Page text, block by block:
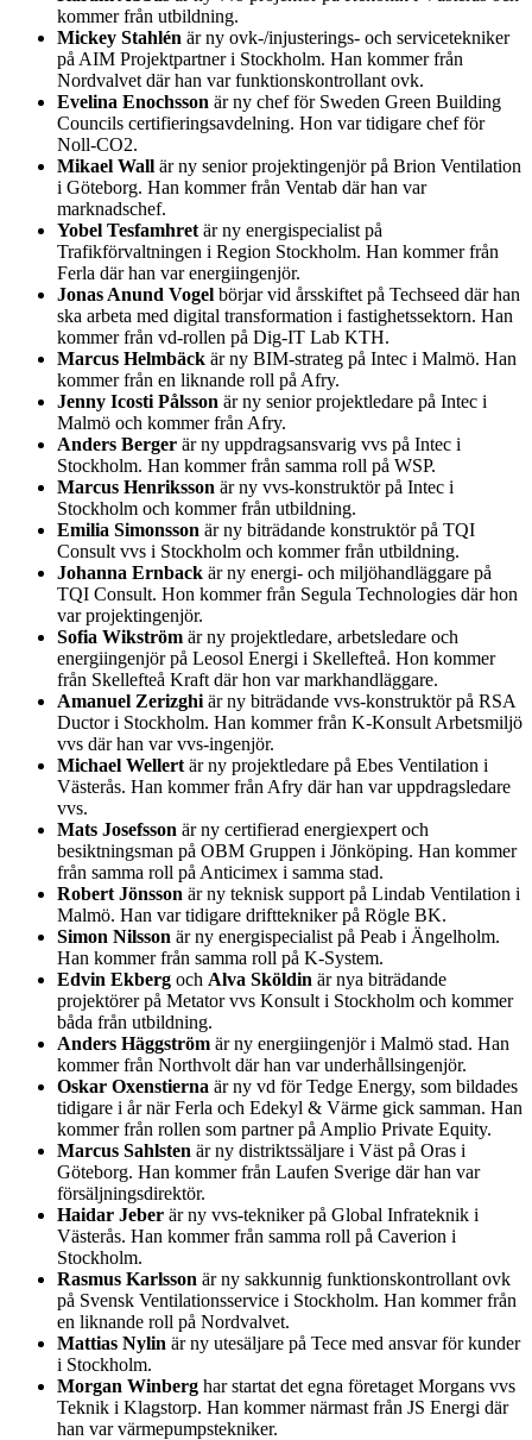
kommer från utbildning.
Mickey Stahlén är ny ovk-/injusterings- och servicetekniker
på AIM Projektpartner i Stockholm. Han kommer från
Nordvalvet där han var funktionskontrollant ovk.
Evelina Enochsson är ny chef för Sweden Green Building
Councils certifieringsavdelning. Hon var tidigare chef för
Noll-CO2.
Mikael Wall är ny senior projektingenjör på Brion Ventilation
i Göteborg. Han kommer från Ventab där han var
marknadschef.
Yobel Tesfamhret är ny energispecialist på
Trafikförvaltningen i Region Stockholm. Han kommer från
Ferla där han var energiingenjör.
Jonas Anund Vogel börjar vid årsskiftet på Techseed där han
ska arbeta med digital transformation i fastighetssektorn. Han
kommer från vd-rollen på Dig-IT Lab KTH.
Marcus Helmbäck är ny BIM-strateg på Intec i Malmö. Han
kommer från en liknande roll på Afry.
Jenny Icosti Pålsson är ny senior projektledare på Intec i
Malmö och kommer från Afry.
Anders Berger är ny uppdragsansvarig vvs på Intec i
Stockholm. Han kommer från samma roll på WSP.
Marcus Henriksson är ny vvs-konstruktör på Intec i
Stockholm och kommer från utbildning.
Emilia Simonsson är ny biträdande konstruktör på TQI
Consult vvs i Stockholm och kommer från utbildning.
Johanna Ernback är ny energi- och miljöhandläggare på
TQI Consult. Hon kommer från Segula Technologies där hon
var projektingenjör.
Sofia Wikström är ny projektledare, arbetsledare och
energiingenjör på Leosol Energi i Skellefteå. Hon kommer
från Skellefteå Kraft där hon var markhandläggare.
Amanuel Zerizghi är ny biträdande vvs-konstruktör på RSA
Ductor i Stockholm. Han kommer från K-Konsult Arbetsmiljö
vvs där han var vvs-ingenjör.
Michael Wellert är ny projektledare på Ebes Ventilation i
Västerås. Han kommer från Afry där han var uppdragsledare
vvs.
Mats Josefsson är ny certifierad energiexpert och
besiktningsman på OBM Gruppen i Jönköping. Han kommer
från samma roll på Anticimex i samma stad.
Robert Jönsson är ny teknisk support på Lindab Ventilation i
Malmö. Han var tidigare drifttekniker på Rögle BK.
Simon Nilsson är ny energispecialist på Peab i Ängelholm.
Han kommer från samma roll på K-System.
Edvin Ekberg och Alva Sköldin är nya biträdande
projektörer på Metator vvs Konsult i Stockholm och kommer
båda från utbildning.
Anders Häggström är ny energiingenjör i Malmö stad. Han
kommer från Northvolt där han var underhållsingenjör.
Oskar Oxenstierna är ny vd för Tedge Energy, som bildades
tidigare i år när Ferla och Edekyl & Värme gick samman. Han
kommer från rollen som partner på Amplio Private Equity.
Marcus Sahlsten är ny distriktssäljare i Väst på Oras i
Göteborg. Han kommer från Laufen Sverige där han var
försäljningsdirektör.
Haidar Jeber är ny vvs-tekniker på Global Infrateknik i
Västerås. Han kommer från samma roll på Caverion i
Stockholm.
Rasmus Karlsson är ny sakkunnig funktionskontrollant ovk
på Svensk Ventilationsservice i Stockholm. Han kommer från
en liknande roll på Nordvalvet.
Mattias Nylin är ny utesäljare på Tece med ansvar för kunder
i Stockholm.
Morgan Winberg har startat det egna företaget Morgans vvs
Teknik i Klagstorp. Han kommer närmast från JS Energi där
han var värmepumpstekniker.